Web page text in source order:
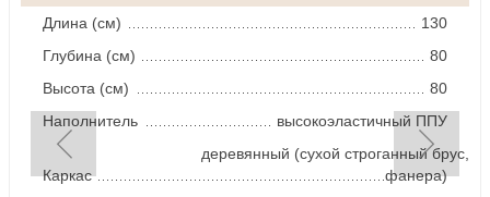
Длина (см)
130
Глубина (см)
80
Высота (см)
80
Наполнитель
высокоэластичный ППУ
Каркас
деревянный (сухой строганный брус,
фанера)